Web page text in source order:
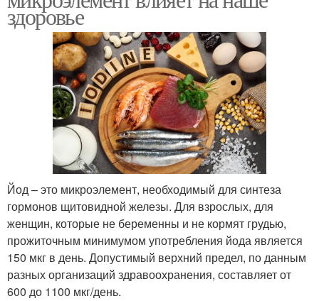
здоровье
Йод – это микроэлемент, необходимый для синтеза
гормонов щитовидной железы. Для взрослых, для
женщин, которые не беременны и не кормят грудью,
прожиточным минимумом употребления йода является
150 мкг в день. Допустимый верхний предел, по данным
разных организаций здравоохранения, составляет от
600 до 1100 мкг/день.